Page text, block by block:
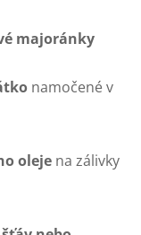
majoránky
namočené v
oleje na zálivky